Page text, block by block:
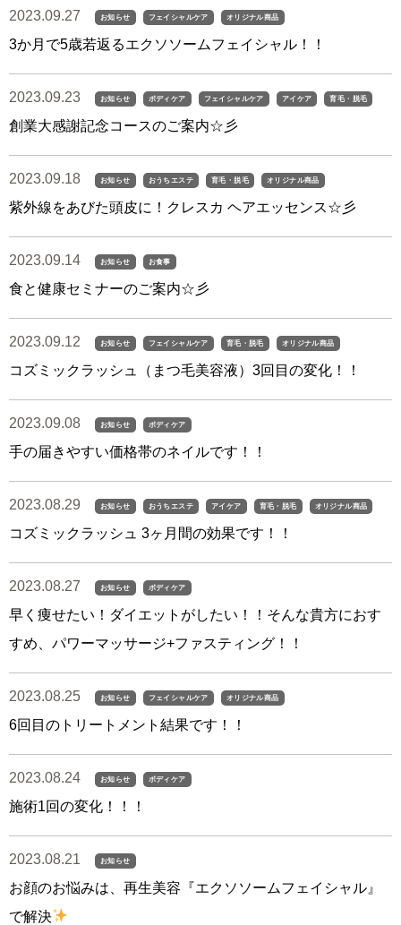
2023.09.27 お知らせ フェイシャルケア オリジナル商品
3か月で5歳若返るエクソソームフェイシャル！！
2023.09.23 お知らせ ボディケア フェイシャルケア アイケア 育毛・脱毛
創業大感謝記念コースのご案内☆彡
2023.09.18 お知らせ おうちエステ 育毛・脱毛 オリジナル商品
紫外線をあびた頭皮に！クレスカ ヘアエッセンス☆彡
2023.09.14 お知らせ お食事
食と健康セミナーのご案内☆彡
2023.09.12 お知らせ フェイシャルケア 育毛・脱毛 オリジナル商品
コズミックラッシュ（まつ毛美容液）3回目の変化！！
2023.09.08 お知らせ ボディケア
手の届きやすい価格帯のネイルです！！
2023.08.29 お知らせ おうちエステ アイケア 育毛・脱毛 オリジナル商品
コズミックラッシュ 3ヶ月間の効果です！！
2023.08.27 お知らせ ボディケア
早く痩せたい！ダイエットがしたい！！そんな貴方におす
すめ、パワーマッサージ+ファスティング！！
2023.08.25 お知らせ フェイシャルケア オリジナル商品
6回目のトリートメント結果です！！
2023.08.24 お知らせ ボディケア
施術1回の変化！！！
2023.08.21 お知らせ
お顔のお悩みは、再生美容『エクソソームフェイシャル』
で解決